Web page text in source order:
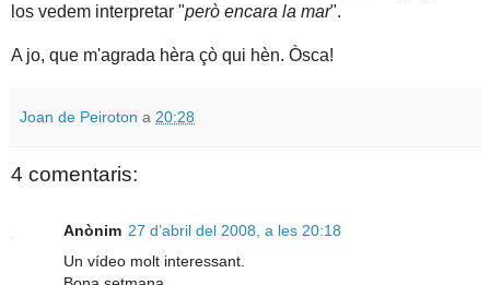
los vedem interpretar "però encara la mar".
A jo, que m'agrada hèra çò qui hèn. Òsca!
Joan de Peiroton a 20:28
4 comentaris:
Anònim 27 d’abril del 2008, a les 20:18
Un vídeo molt interessant.